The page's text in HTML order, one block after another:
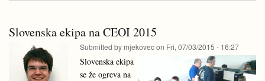
CEOI
Slovenska ekipa na CEOI 2015
Submitted by mjekovecon Fri, 07/03/2015 - 16:27
Slovenska ekipa
se že ogreva na